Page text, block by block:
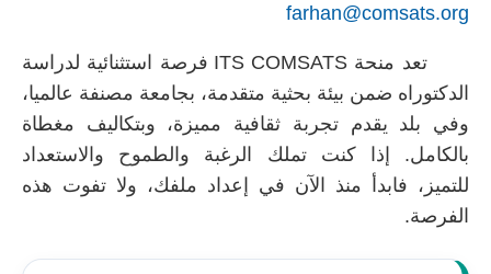
farhan@comsats.org
تعد منحة ITS COMSATS فرصة استثنائية لدراسة
الدكتوراه ضمن بيئة بحثية متقدمة، بجامعة مصنفة عالميا،
وفي بلد يقدم تجربة ثقافية مميزة، وبتكاليف مغطاة
بالكامل. إذا كنت تملك الرغبة والطموح والاستعداد
للتميز، فابدأ منذ الآن في إعداد ملفك، ولا تفوت هذه
الفرصة.